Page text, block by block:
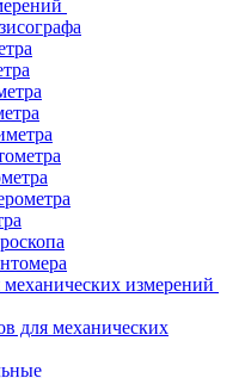
измерений
для механических